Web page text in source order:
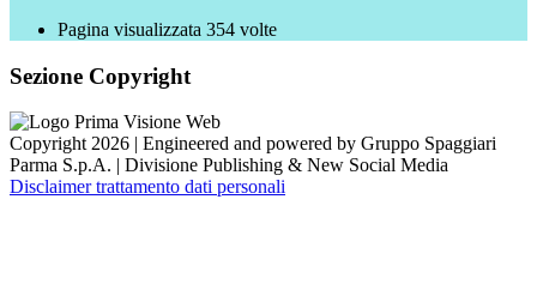
Pagina visualizzata 354 volte
Sezione Copyright
Copyright 2026 | Engineered and powered by Gruppo Spaggiari
Parma S.p.A. | Divisione Publishing & New Social Media
Disclaimer trattamento dati personali